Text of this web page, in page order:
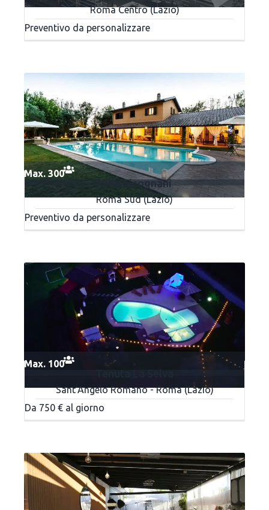
Roma Centro (Lazio)
Preventivo da personalizzare
Max. 300
Villa Cicognani
Roma Sud (Lazio)
Preventivo da personalizzare
Max. 100
Tenuta La Selva
Sant'Angelo Romano - Roma (Lazio)
Da 750 € al giorno